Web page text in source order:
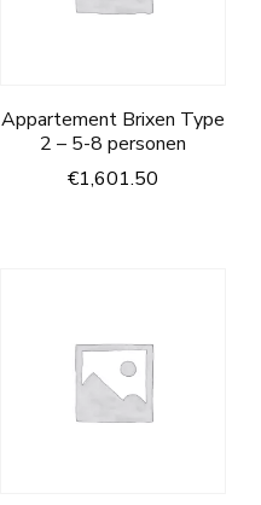
Appartement Brixen Type
2 – 5-8 personen
€1,601.50